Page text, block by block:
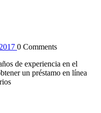
0 Comments
de experiencia en el
un préstamo en línea